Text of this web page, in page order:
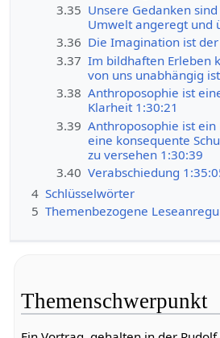
3.35 Unsere Gedanken
Umwelt angeregt und
3.36 Die Imagination ist
3.37 Im bildhaften Erleben
von uns unabhängig
3.38 Anthroposophie ist
Klarheit 1:30:21
3.39 Anthroposophie ist
eine konsequente
zu versehen 1:30:39
3.40 Verabschiedung
4 Schlüsselwörter
5 Themenbezogene
Themenschwerpunkt